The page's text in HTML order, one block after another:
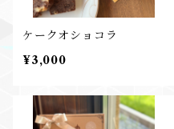
ケークオショコラ
¥3,000